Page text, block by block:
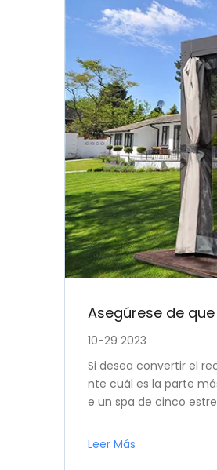
Asegúrese de
10-29 2023
Si desea convertir el
nte cuál es la parte
e un spa de cinco
Leer Más